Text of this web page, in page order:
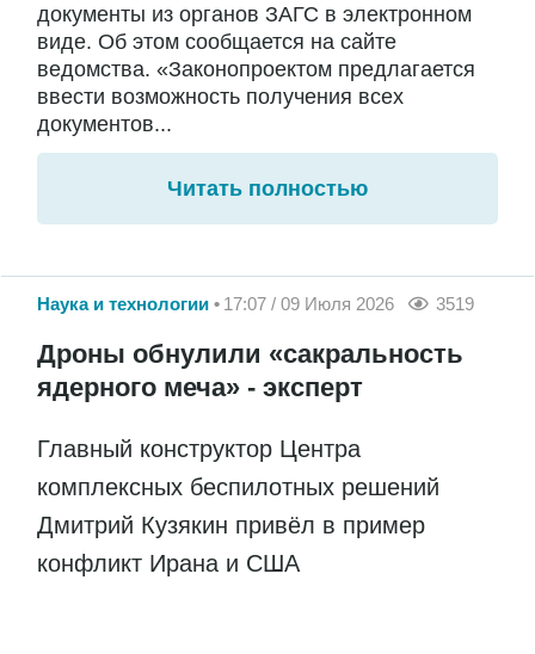
документы из органов ЗАГС в электронном
виде. Об этом сообщается на сайте
ведомства. «Законопроектом предлагается
ввести возможность получения всех
документов...
Читать полностью
Наука и технологии 17:07 / 09 Июля 2026 3519
Дроны обнулили «сакральность
ядерного меча» - эксперт
Главный конструктор Центра
комплексных беспилотных решений
Дмитрий Кузякин привёл в пример
конфликт Ирана и США